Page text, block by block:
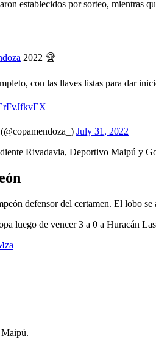
establecidos por sorteo, mientras
2022 🏆
con las llaves listas para dar
July 31, 2022
Rivadavia, Deportivo Maipú y
defensor del certamen. El lobo
luego de vencer 3 a 0 a Huracán